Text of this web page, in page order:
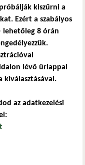
kiszűrni a
Ezért a szabályos
lehetőleg 8 órán
lévő űrlappal
kiválasztásával.
az adatkezelési